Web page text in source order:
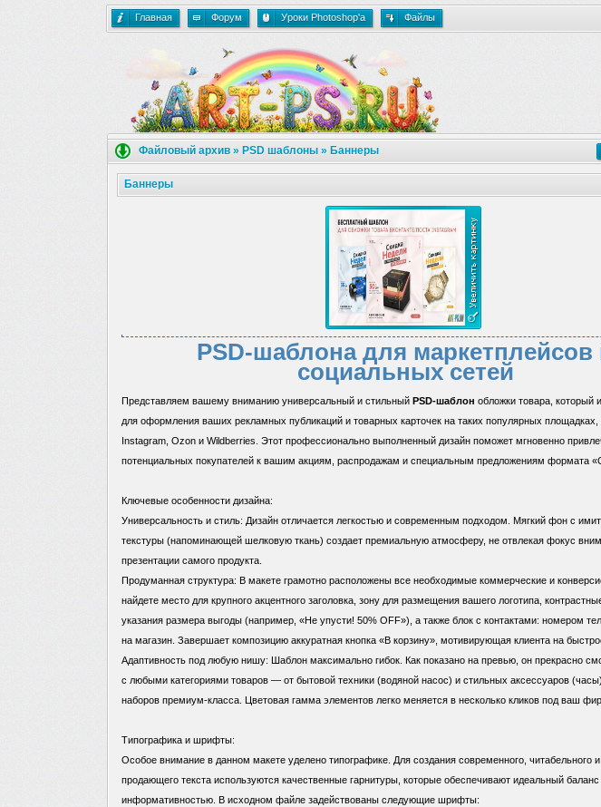
Главная Форум Уроки Photoshop'a Файлы
Файловый архив » PSD шаблоны » Баннеры
Баннеры
PSD-шаблона для маркетплейсов
социальных сетей
Представляем вашему вниманию универсальный и стильный PSD-шаблон обложки товара, который
для оформления ваших рекламных публикаций и товарных карточек на таких популярных площадках,
Instagram, Ozon и Wildberries. Этот профессионально выполненный дизайн поможет мгновенно
потенциальных покупателей к вашим акциям, распродажам и специальным предложениям формата
Ключевые особенности дизайна:
Универсальность и стиль: Дизайн отличается легкостью и современным подходом. Мягкий фон с
текстуры (напоминающей шелковую ткань) создает премиальную атмосферу, не отвлекая фокус
презентации самого продукта.
Продуманная структура: В макете грамотно расположены все необходимые коммерческие и
найдете место для крупного акцентного заголовка, зону для размещения вашего логотипа,
указания размера выгоды (например, «Не упусти! 50% OFF»), а также блок с контактами: номером
на магазин. Завершает композицию аккуратная кнопка «В корзину», мотивирующая клиента на
Адаптивность под любую нишу: Шаблон максимально гибок. Как показано на превью, он прекрасно
с любыми категориями товаров — от бытовой техники (водяной насос) и стильных аксессуаров
наборов премиум-класса. Цветовая гамма элементов легко меняется в несколько кликов под ваш
Типографика и шрифты:
Особое внимание в данном макете уделено типографике. Для создания современного, читабельного
продающего текста используются качественные гарнитуры, которые обеспечивают идеальный
информативностью. В исходном файле задействованы следующие шрифты: